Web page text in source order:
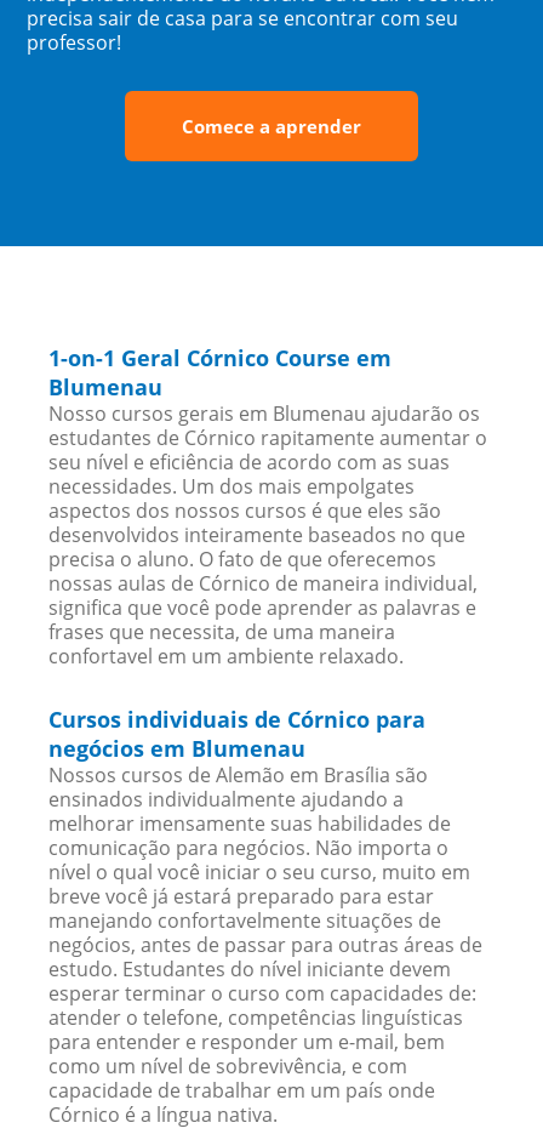
precisa sair de casa para se encontrar com seu
professor!
Comece a aprender
1-on-1 Geral Córnico Course em
Blumenau
Nosso cursos gerais em Blumenau ajudarão os
estudantes de Córnico rapitamente aumentar o
seu nível e eficiência de acordo com as suas
necessidades. Um dos mais empolgates
aspectos dos nossos cursos é que eles são
desenvolvidos inteiramente baseados no que
precisa o aluno. O fato de que oferecemos
nossas aulas de Córnico de maneira individual,
significa que você pode aprender as palavras e
frases que necessita, de uma maneira
confortavel em um ambiente relaxado.
Cursos individuais de Córnico para
negócios em Blumenau
Nossos cursos de Alemão em Brasília são
ensinados individualmente ajudando a
melhorar imensamente suas habilidades de
comunicação para negócios. Não importa o
nível o qual você iniciar o seu curso, muito em
breve você já estará preparado para estar
manejando confortavelmente situações de
negócios, antes de passar para outras áreas de
estudo. Estudantes do nível iniciante devem
esperar terminar o curso com capacidades de:
atender o telefone, competências linguísticas
para entender e responder um e-mail, bem
como um nível de sobrevivência, e com
capacidade de trabalhar em um país onde
Córnico é a língua nativa.